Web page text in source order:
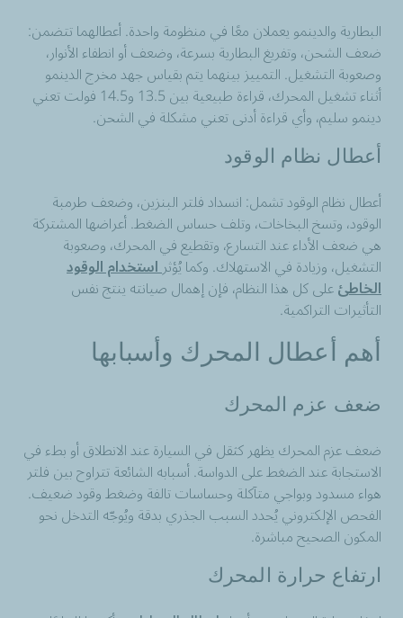
البطارية والدينمو يعملان معًا في منظومة واحدة. أعطالهما تتضمن:
ضعف الشحن، وتفريغ البطارية بسرعة، وضعف أو انطفاء الأنوار،
وصعوبة التشغيل. التمييز بينهما يتم بقياس جهد مخرج الدينمو
أثناء تشغيل المحرك، قراءة طبيعية بين 13.5 و14.5 فولت تعني
دينمو سليم، وأي قراءة أدنى تعني مشكلة في الشحن.
أعطال نظام الوقود
أعطال نظام الوقود تشمل: انسداد فلتر البنزين، وضعف طرمبة
الوقود، وتسخ البخاخات، وتلف حساس الضغط. أعراضها المشتركة
هي ضعف الأداء عند التسارع، وتقطيع في المحرك، وصعوبة
التشغيل، وزيادة في الاستهلاك. وكما يُؤثراستخدام الوقود
الخاطئعلى كل هذا النظام، فإن إهمال صيانته ينتج نفس
التأثيرات التراكمية.
أهم أعطال المحرك وأسبابها
ضعف عزم المحرك
ضعف عزم المحرك يظهر كثقل في السيارة عند الانطلاق أو بطء في
الاستجابة عند الضغط على الدواسة. أسبابه الشائعة تتراوح بين فلتر
هواء مسدود وبواجي متآكلة وحساسات تالفة وضغط وقود ضعيف.
الفحص الإلكتروني يُحدد السبب الجذري بدقة ويُوجّه التدخل نحو
المكون الصحيح مباشرة.
ارتفاع حرارة المحرك